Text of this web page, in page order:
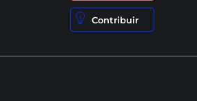
Contribuir